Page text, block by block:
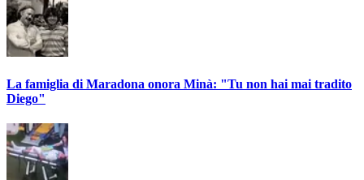
La famiglia di Maradona onora Minà: "Tu non hai mai tradito
Diego"